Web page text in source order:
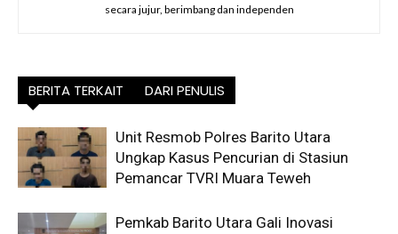
secara jujur, berimbang dan independen
BERITA TERKAIT DARI PENULIS
Unit Resmob Polres Barito Utara
Ungkap Kasus Pencurian di Stasiun
Pemancar TVRI Muara Teweh
Pemkab Barito Utara Gali Inovasi